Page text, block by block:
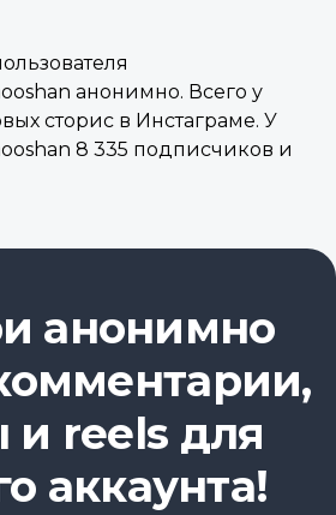
анонимно. Всего у
сторис в Инстаграме. У
8 335 подписчиков и
анонимно
и reels для
аккаунта!